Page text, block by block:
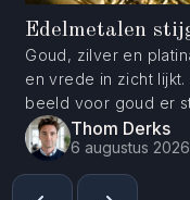
Edelmetalen
Goud, zilver en
en vrede in zicht
beeld voor goud er
Thom Derks
6 augustus 2026